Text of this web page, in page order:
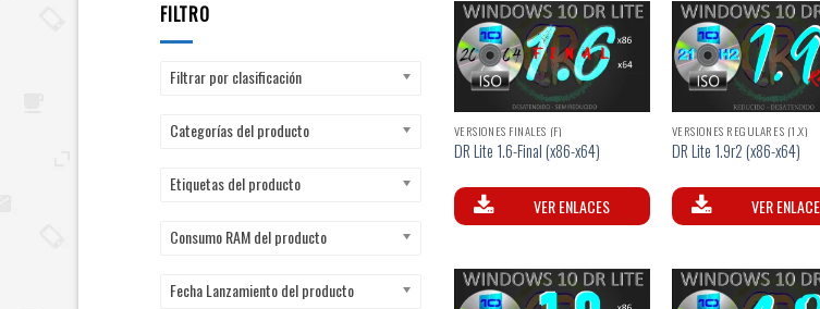
FILTRO
Filtrar por clasificación
Categorías del producto
Etiquetas del producto
Consumo RAM del producto
Fecha Lanzamiento del producto
VERSIONES FINALES (F)
DR Lite 1.6-Final (x86-x64)
VER ENLACES
VERSIONES REGULARES (1.X)
DR Lite 1.9r2 (x86-x64)
VER